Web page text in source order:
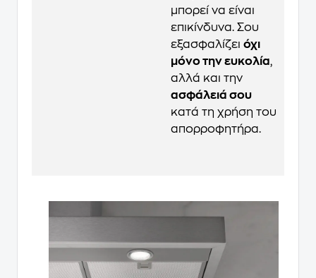
μπορεί να είναι
επικίνδυνα. Σου
εξασφαλίζει όχι
μόνο την ευκολία,
αλλά και την
ασφάλειά σου
κατά τη χρήση του
απορροφητήρα.